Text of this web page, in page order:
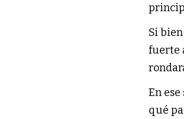
Si
fuerte
En
qué